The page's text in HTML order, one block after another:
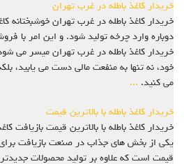
خریدار کاغذ باطله در غرب تهران
خریدار کاغذ باطله در غرب تهران خوشبختانه
دوباره وارد چرخه تولید شود. و این امر با
خریدار کاغذ باطله در غرب تهران میسر می
خود، نه تنها به منفعت مالی دست می یابید،
می کنید. ...
خریدار کاغذ باطله با بالاترین قیمت
خریدار کاغذ باطله با بالاترین قیمت بازیافت
یکی از بخش های جذاب در صنعت بازیافت برای
قیمت است که علاوه بر تولید محصولات